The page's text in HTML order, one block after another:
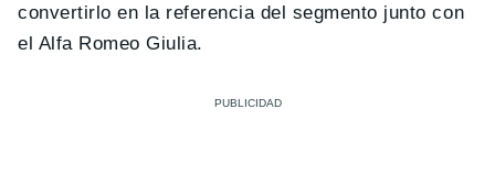
convertirlo en la referencia del segmento junto con
el Alfa Romeo Giulia.